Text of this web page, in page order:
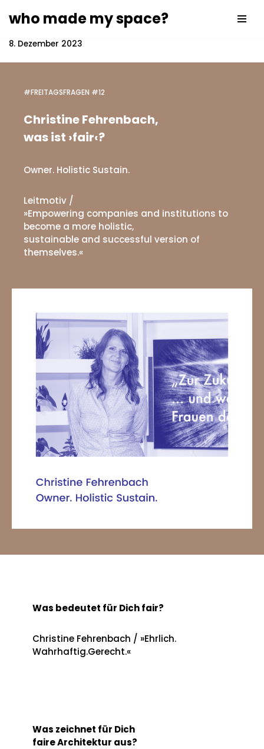
Inhalt
who made my space?
8. Dezember 2023
#FREITAGSFRAGEN #12
Christine Fehrenbach,
was ist ›fair‹?
Owner. Holistic Sustain.
Leitmotiv /
»Empowering companies and institutions to
become a more holistic,
sustainable and successful version of
themselves.«
Was bedeutet für Dich fair?
Christine Fehrenbach / »Ehrlich.
Wahrhaftig.Gerecht.«
Was zeichnet für Dich
faire Architektur aus?